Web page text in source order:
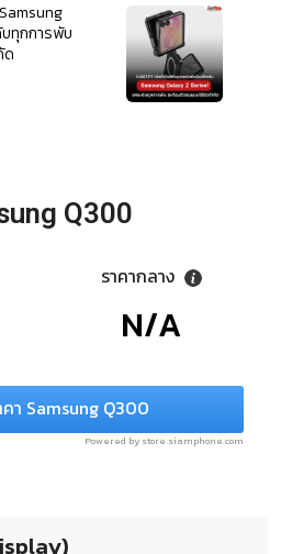
ทุกการพับ
ด
Q300
ราคากลาง
N/A
คา Samsung Q300
Powered by store.siamphone.com